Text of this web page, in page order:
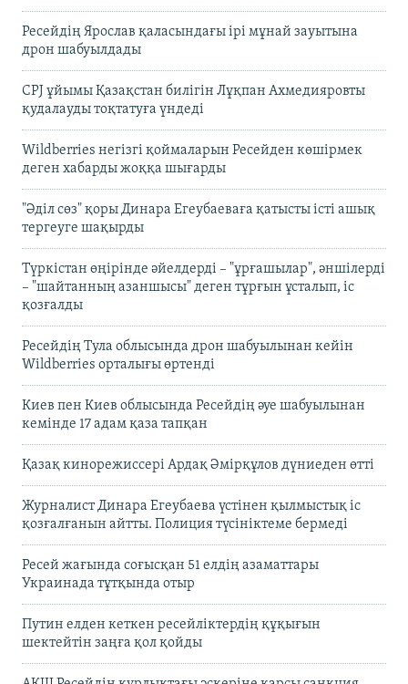
Ресейдің Ярослав қаласындағы ірі мұнай зауытына
дрон шабуылдады
CPJ ұйымы Қазақстан билігін Лұқпан Ахмедияровты
қудалауды тоқтатуға үндеді
Wildberries негізгі қоймаларын Ресейден көшірмек
деген хабарды жоққа шығарды
"Әділ сөз" қоры Динара Егеубаеваға қатысты істі ашық
тергеуге шақырды
Түркістан өңірінде әйелдерді – "ұрғашылар", әншілерді
– "шайтанның азаншысы" деген тұрғын ұсталып, іс
қозғалды
Ресейдің Тула облысында дрон шабуылынан кейін
Wildberries орталығы өртенді
Киев пен Киев облысында Ресейдің әуе шабуылынан
кемінде 17 адам қаза тапқан
Қазақ кинорежиссері Ардақ Әмірқұлов дүниеден өтті
Журналист Динара Егеубаева үстінен қылмыстық іс
қозғалғанын айтты. Полиция түсініктеме бермеді
Ресей жағында соғысқан 51 елдің азаматтары
Украинада тұтқында отыр
Путин елден кеткен ресейліктердің құқығын
шектейтін заңға қол қойды